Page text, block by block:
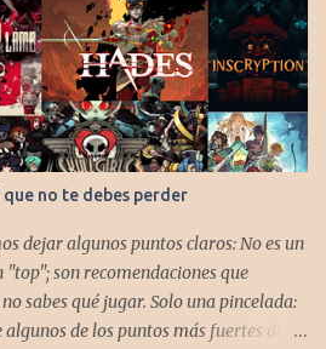
no te debes perder
dejar algunos puntos claros: No es un
son recomendaciones que
sabes qué jugar. Solo una pincelada:
de los puntos más fuertes de